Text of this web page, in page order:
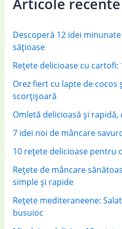
h
o
r
Articole recente
Descoperă 12 idei
sățioase
Rețete delicioase cu
Orez fiert cu lapte de cocos
scorțișoară
Omletă delicioasă și rapidă,
7 idei noi de mâncare
10 rețete delicioase pentru
Rețete de mâncare
simple și rapide
Rețete mediteraneene:
busuioc